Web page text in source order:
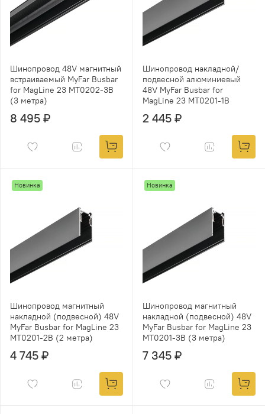
Шинопровод 48V магнитный
встраиваемый MyFar Busbar
for MagLine 23 MT0202-3B
(3 метра)
8 495 ₽
Шинопровод накладной/
подвесной алюминиевый
48V MyFar Busbar for
MagLine 23 MT0201-1B
2 445 ₽
Новинка
Шинопровод магнитный
накладной (подвесной) 48V
MyFar Busbar for MagLine 23
MT0201-2B (2 метра)
4 745 ₽
Новинка
Шинопровод магнитный
накладной (подвесной) 48V
MyFar Busbar for MagLine 23
MT0201-3B (3 метра)
7 345 ₽